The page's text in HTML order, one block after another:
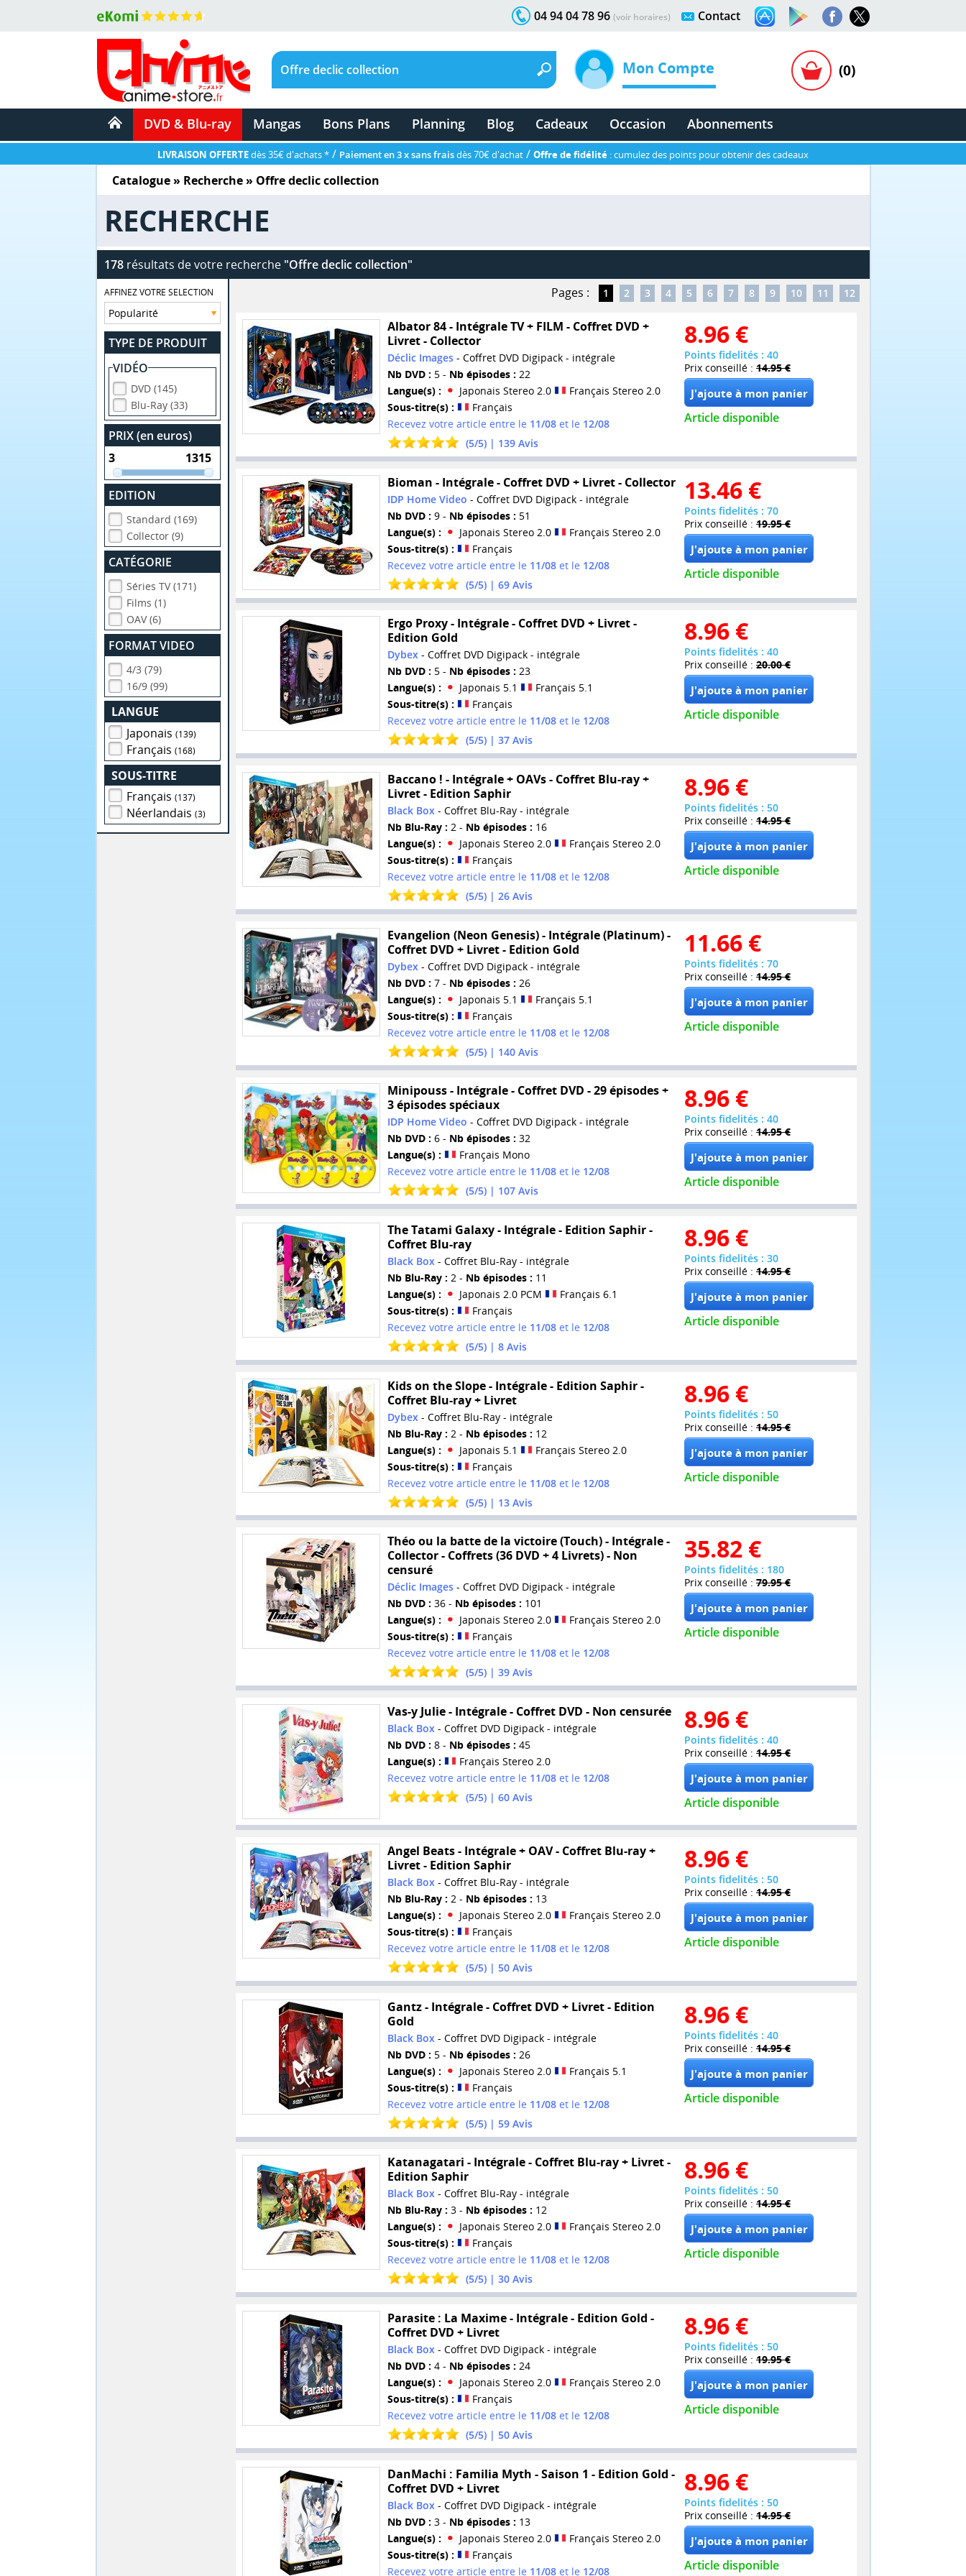
Contact
04 94 04 78 96 (voir horaires)
Mon Compte (0)
DVD & Blu-ray Mangas Bons Plans Planning Blog Cadeaux Occasion Abonnements
LIVRAISON OFFERTEdès 35€ d'achats * / Paiement en 3 x sans fraisdès 70€ d'achat / Offre de fidélité : cumulez des points pour obtenir des cadeaux
Catalogue» Recherche » Offre declic collection
RECHERCHE
178résultats de votre recherche "Offre declic collection"
AFFINEZ VOTRE SELECTION
TYPE DE PRODUIT
VIDÉO
DVD (145)
Blu-Ray (33)
PRIX (en euros)
EDITION
Standard (169)
Collector (9)
CATÉGORIE
Séries TV (171)
Films (1)
OAV (6)
FORMAT VIDEO
4/3 (79)
16/9 (99)
LANGUE
Japonais(139)
Français(168)
SOUS-TITRE
Français(137)
Néerlandais(3)
Pages : 1 2 3 4 5 6 7 8 9 10 11 12
Albator 84 - Intégrale TV + FILM - Coffret DVD +
Livret - Collector
Déclic Images- Coffret DVD Digipack - intégrale
Nb DVD : 5 - Nb épisodes : 22
Langue(s) :
Japonais Stereo 2.0
Français Stereo 2.0
Sous-titre(s) :
Français
Recevez votre article entre le 11/08et le 12/08
(5/5) | 139Avis
8.96 €
Points fidelités : 40
Prix conseillé : 14.95 €
Article disponible
Bioman - Intégrale - Coffret DVD + Livret - Collector
IDP Home Video - Coffret DVD Digipack - intégrale
Nb DVD : 9 - Nb épisodes : 51
Langue(s) :
Japonais Stereo 2.0
Français Stereo 2.0
Sous-titre(s) :
Français
Recevez votre article entre le 11/08et le 12/08
(5/5) | 69Avis
13.46 €
Points fidelités : 70
Prix conseillé : 19.95 €
Article disponible
Ergo Proxy - Intégrale - Coffret DVD + Livret -
Edition Gold
Dybex- Coffret DVD Digipack - intégrale
Nb DVD : 5 - Nb épisodes : 23
Langue(s) :
Japonais 5.1
Français 5.1
Sous-titre(s) :
Français
Recevez votre article entre le 11/08et le 12/08
(5/5) | 37Avis
8.96 €
Points fidelités : 40
Prix conseillé : 20.00 €
Article disponible
Baccano ! - Intégrale + OAVs - Coffret Blu-ray +
Livret - Edition Saphir
Black Box- Coffret Blu-Ray - intégrale
Nb Blu-Ray : 2 - Nb épisodes : 16
Langue(s) :
Japonais Stereo 2.0
Français Stereo 2.0
Sous-titre(s) :
Français
Recevez votre article entre le 11/08et le 12/08
(5/5) | 26Avis
8.96 €
Points fidelités : 50
Prix conseillé : 14.95 €
Article disponible
Evangelion (Neon Genesis) - Intégrale (Platinum) -
Coffret DVD + Livret - Edition Gold
Dybex - Coffret DVD Digipack - intégrale
Nb DVD : 7 - Nb épisodes : 26
Langue(s) :
Japonais 5.1
Français 5.1
Sous-titre(s) :
Français
Recevez votre article entre le 11/08et le 12/08
(5/5) | 140Avis
11.66 €
Points fidelités : 70
Prix conseillé : 14.95 €
Article disponible
Minipouss - Intégrale - Coffret DVD - 29 épisodes +
3 épisodes spéciaux
IDP Home Video - Coffret DVD Digipack - intégrale
Nb DVD : 6 - Nb épisodes : 32
Langue(s) :
Français Mono
Recevez votre article entre le 11/08et le 12/08
(5/5) | 107Avis
8.96 €
Points fidelités : 40
Prix conseillé : 14.95 €
Article disponible
The Tatami Galaxy - Intégrale - Edition Saphir -
Coffret Blu-ray
Black Box- Coffret Blu-Ray - intégrale
Nb Blu-Ray : 2 - Nb épisodes : 11
Langue(s) :
Japonais 2.0 PCM
Français 6.1
Sous-titre(s) :
Français
Recevez votre article entre le 11/08et le 12/08
(5/5) | 8Avis
8.96 €
Points fidelités : 30
Prix conseillé : 14.95 €
Article disponible
Kids on the Slope - Intégrale - Edition Saphir -
Coffret Blu-ray + Livret
Dybex - Coffret Blu-Ray - intégrale
Nb Blu-Ray : 2 - Nb épisodes : 12
Langue(s) :
Japonais 5.1
Français Stereo 2.0
Sous-titre(s) :
Français
Recevez votre article entre le 11/08et le 12/08
(5/5) | 13Avis
8.96 €
Points fidelités : 50
Prix conseillé : 14.95 €
Article disponible
Théo ou la batte de la victoire (Touch) - Intégrale -
Collector - Coffrets (36 DVD + 4 Livrets) - Non
censuré
Déclic Images- Coffret DVD Digipack - intégrale
Nb DVD : 36 - Nb épisodes : 101
Langue(s) :
Japonais Stereo 2.0
Français Stereo 2.0
Sous-titre(s) :
Français
Recevez votre article entre le 11/08et le 12/08
(5/5) | 39Avis
35.82 €
Points fidelités : 180
Prix conseillé : 79.95 €
Article disponible
Vas-y Julie - Intégrale - Coffret DVD - Non censurée
Black Box- Coffret DVD Digipack - intégrale
Nb DVD : 8 - Nb épisodes : 45
Langue(s) :
Français Stereo 2.0
Recevez votre article entre le 11/08et le 12/08
(5/5) | 60Avis
8.96 €
Points fidelités : 40
Prix conseillé : 14.95 €
Article disponible
Angel Beats - Intégrale + OAV - Coffret Blu-ray +
Livret - Edition Saphir
Black Box- Coffret Blu-Ray - intégrale
Nb Blu-Ray : 2 - Nb épisodes : 13
Langue(s) :
Japonais Stereo 2.0
Français Stereo 2.0
Sous-titre(s) :
Français
Recevez votre article entre le 11/08et le 12/08
(5/5) | 50Avis
8.96 €
Points fidelités : 50
Prix conseillé : 14.95 €
Article disponible
Gantz - Intégrale - Coffret DVD + Livret - Edition
Gold
Black Box- Coffret DVD Digipack - intégrale
Nb DVD : 5 - Nb épisodes : 26
Langue(s) :
Japonais Stereo 2.0
Français 5.1
Sous-titre(s) :
Français
Recevez votre article entre le 11/08et le 12/08
(5/5) | 59Avis
8.96 €
Points fidelités : 40
Prix conseillé : 14.95 €
Article disponible
Katanagatari - Intégrale - Coffret Blu-ray + Livret -
Edition Saphir
Black Box- Coffret Blu-Ray - intégrale
Nb Blu-Ray : 3 - Nb épisodes : 12
Langue(s) :
Japonais Stereo 2.0
Français Stereo 2.0
Sous-titre(s) :
Français
Recevez votre article entre le 11/08et le 12/08
(5/5) | 30Avis
8.96 €
Points fidelités : 50
Prix conseillé : 14.95 €
Article disponible
Parasite : La Maxime - Intégrale - Edition Gold -
Coffret DVD + Livret
Black Box- Coffret DVD Digipack - intégrale
Nb DVD : 4 - Nb épisodes : 24
Langue(s) :
Japonais Stereo 2.0
Français Stereo 2.0
Sous-titre(s) :
Français
Recevez votre article entre le 11/08et le 12/08
(5/5) | 50Avis
8.96 €
Points fidelités : 50
Prix conseillé : 19.95 €
Article disponible
DanMachi : Familia Myth - Saison 1 - Edition Gold -
Coffret DVD + Livret
Black Box - Coffret DVD Digipack - intégrale
Nb DVD : 3 - Nb épisodes : 13
Langue(s) :
Japonais Stereo 2.0
Français Stereo 2.0
Sous-titre(s) :
Français
Recevez votre article entre le 11/08et le 12/08
8.96 €
Points fidelités : 50
Prix conseillé : 14.95 €
Article disponible